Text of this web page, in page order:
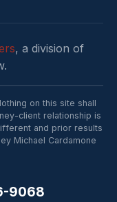
, a division of
on this site shall
client relationship is
and prior results
Michael Cardamone
9068